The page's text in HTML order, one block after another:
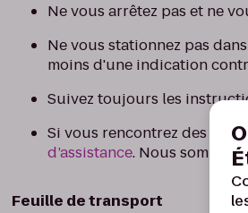
Ne vous arrêtez pas et ne
Ne vous stationnez pas
moins d'une indication
Suivez toujours les
Si vous rencontrez des
d’assistance. Nous sommes
Feuille de transport